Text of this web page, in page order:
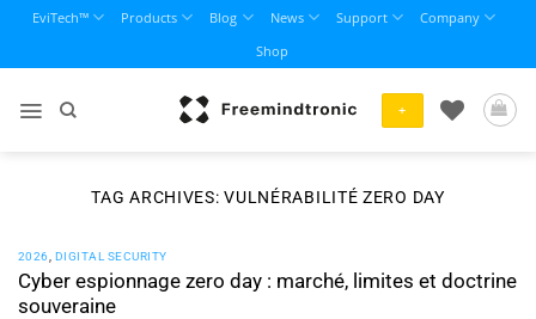
content
EviTech™ Products Blog News Support
Company
Shop
+
TAG ARCHIVES:VULNÉRABILITÉ ZERO DAY
2026 DIGITAL SECURITY
Cyber espionnage zero day : marché, limites et doctrine
souveraine